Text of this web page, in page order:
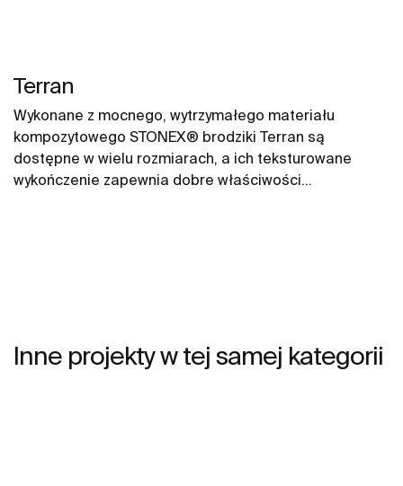
Terran
Wykonane z mocnego, wytrzymałego materiału
kompozytowego STONEX® brodziki Terran są
dostępne w wielu rozmiarach, a ich teksturowane
wykończenie zapewnia dobre właściwości
Inne projekty w tej samej kategorii